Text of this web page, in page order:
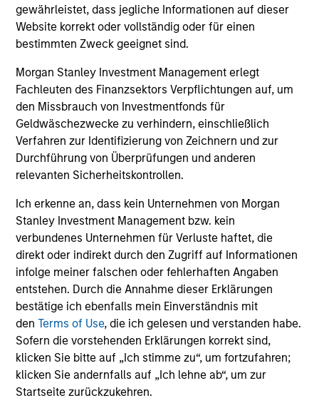
gewährleistet, dass jegliche Informationen auf dieser
Website korrekt oder vollständig oder für einen
bestimmten Zweck geeignet sind.
Morgan Stanley Investment Management erlegt
Fachleuten des Finanzsektors Verpflichtungen auf, um
den Missbrauch von Investmentfonds für
Geldwäschezwecke zu verhindern, einschließlich
Verfahren zur Identifizierung von Zeichnern und zur
Durchführung von Überprüfungen und anderen
relevanten Sicherheitskontrollen.
Ich erkenne an, dass kein Unternehmen von Morgan
Stanley Investment Management bzw. kein
verbundenes Unternehmen für Verluste haftet, die
direkt oder indirekt durch den Zugriff auf Informationen
infolge meiner falschen oder fehlerhaften Angaben
entstehen. Durch die Annahme dieser Erklärungen
bestätige ich ebenfalls mein Einverständnis mit
denTerms of Use, die ich gelesen und verstanden habe.
Sofern die vorstehenden Erklärungen korrekt sind,
klicken Sie bitte auf „Ich stimme zu“, um fortzufahren;
klicken Sie andernfalls auf „Ich lehne ab“, um zur
Startseite zurückzukehren.
James Cullen
Andrew Stutzman, CFA
Vice President
Featured Insights
ARTICLE
2026 Russell